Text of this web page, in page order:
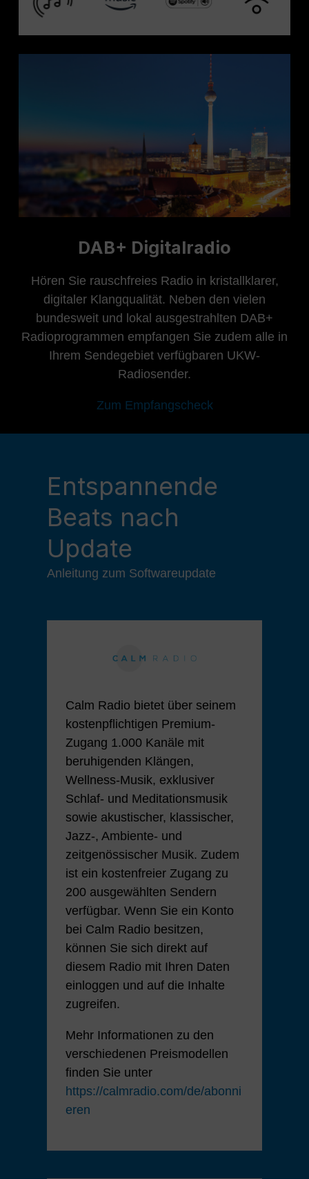
DAB+ Digitalradio
Hören Sie rauschfreies Radio in kristallklarer,
digitaler Klangqualität. Neben den vielen
bundesweit und lokal ausgestrahlten DAB+
Radioprogrammen empfangen Sie zudem alle in
Ihrem Sendegebiet verfügbaren UKW-
Radiosender.
Zum Empfangscheck
Entspannende
Beats nach
Update
Anleitung zum Softwareupdate
Calm Radio bietet über seinem
kostenpflichtigen Premium-
Zugang 1.000 Kanäle mit
beruhigenden Klängen,
Wellness-Musik, exklusiver
Schlaf- und Meditationsmusik
sowie akustischer, klassischer,
Jazz-, Ambiente- und
zeitgenössischer Musik. Zudem
ist ein kostenfreier Zugang zu
200 ausgewählten Sendern
verfügbar. Wenn Sie ein Konto
bei Calm Radio besitzen,
können Sie sich direkt auf
diesem Radio mit Ihren Daten
einloggen und auf die Inhalte
zugreifen.
Mehr Informationen zu den
verschiedenen Preismodellen
finden Sie unter
https://calmradio.com/de/abonni
eren